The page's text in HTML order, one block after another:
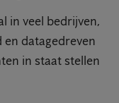
in veel bedrijven,
en datagedreven
in staat stellen